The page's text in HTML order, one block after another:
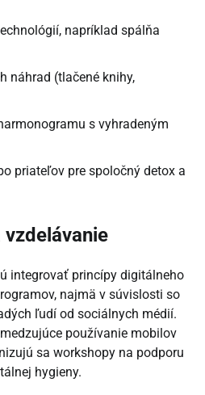
napríklad spálňa
náhrad (tlačené knihy,
s vyhradeným
priateľov pre spoločný detox a
integrovať princípy digitálneho
najmä v súvislosti so
ľudí od sociálnych médií.
používanie mobilov
sa workshopy na podporu
hygieny.